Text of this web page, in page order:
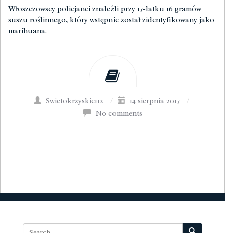
Włoszczowscy policjanci znaleźli przy 17-latku 16 gramów
suszu roślinnego, który wstępnie został zidentyfikowany jako
marihuana.
Swietokrzyskie112 / 14 sierpnia 2017
/
No comments